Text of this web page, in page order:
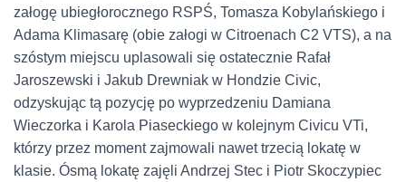
załogę ubiegłorocznego RSPŚ, Tomasza Kobylańskiego i
Adama Klimasarę (obie załogi w Citroenach C2 VTS), a na
szóstym miejscu uplasowali się ostatecznie Rafał
Jaroszewski i Jakub Drewniak w Hondzie Civic,
odzyskując tą pozycję po wyprzedzeniu Damiana
Wieczorka i Karola Piaseckiego w kolejnym Civicu VTi,
którzy przez moment zajmowali nawet trzecią lokatę w
klasie. Ósmą lokatę zajęli Andrzej Stec i Piotr Skoczypiec